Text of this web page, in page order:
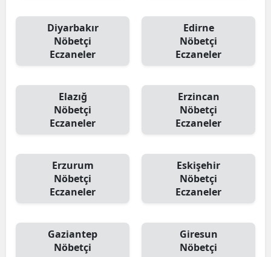
Diyarbakır
Nöbetçi
Eczaneler
Edirne
Nöbetçi
Eczaneler
Elazığ
Nöbetçi
Eczaneler
Erzincan
Nöbetçi
Eczaneler
Erzurum
Nöbetçi
Eczaneler
Eskişehir
Nöbetçi
Eczaneler
Gaziantep
Nöbetçi
Giresun
Nöbetçi